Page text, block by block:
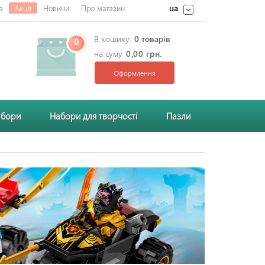
Акції Новини Про магазин ua
0 В кошику: 0 товарів
на суму 0,00 грн.
Оформлення
Набори для творчості Пазли